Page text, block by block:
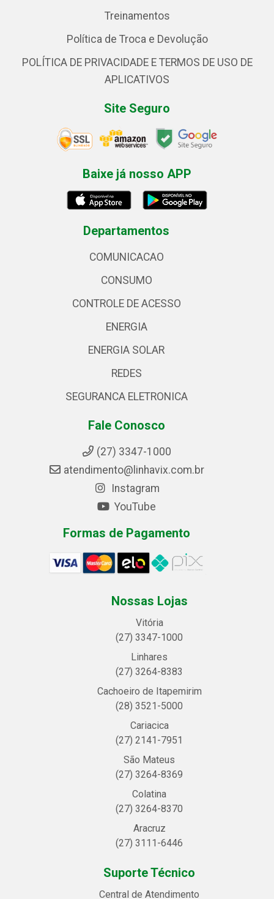
Treinamentos
Política de Troca e Devolução
POLÍTICA DE PRIVACIDADE E TERMOS DE USO DE
APLICATIVOS
Site Seguro
Baixe já nosso APP
Departamentos
COMUNICACAO
CONSUMO
CONTROLE DE ACESSO
ENERGIA
ENERGIA SOLAR
REDES
SEGURANCA ELETRONICA
Fale Conosco
(27) 3347-1000
atendimento@linhavix.com.br
Instagram
YouTube
Formas de Pagamento
Nossas Lojas
Vitória
(27) 3347-1000
Linhares
(27) 3264-8383
Cachoeiro de Itapemirim
(28) 3521-5000
Cariacica
(27) 2141-7951
São Mateus
(27) 3264-8369
Colatina
(27) 3264-8370
Aracruz
(27) 3111-6446
Suporte Técnico
Central de Atendimento